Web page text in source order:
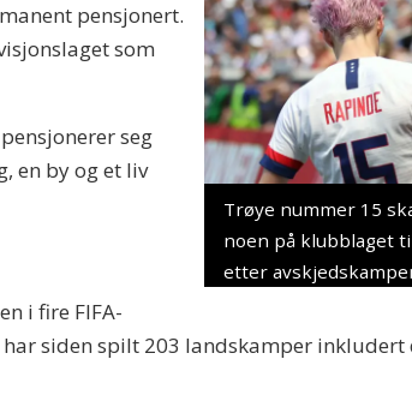
Trøye nummer 15
noen på klubblaget
etter
pensjonert.
som
seg
en by og et liv
i fire FIFA-
siden spilt 203 landskamper inkludert